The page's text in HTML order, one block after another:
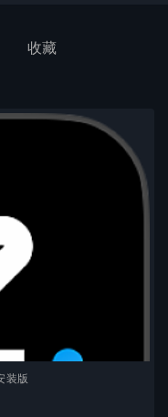
收藏
装版